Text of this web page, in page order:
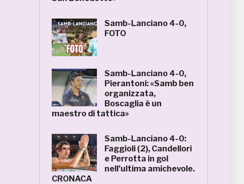
Samb-Lanciano 4-0,
FOTO
Samb-Lanciano 4-0,
Pierantoni: «Samb ben
organizzata,
Boscaglia è un
maestro di tattica»
Samb-Lanciano 4-0:
Faggioli (2), Candellori
e Perrotta in gol
nell’ultima amichevole.
CRONACA